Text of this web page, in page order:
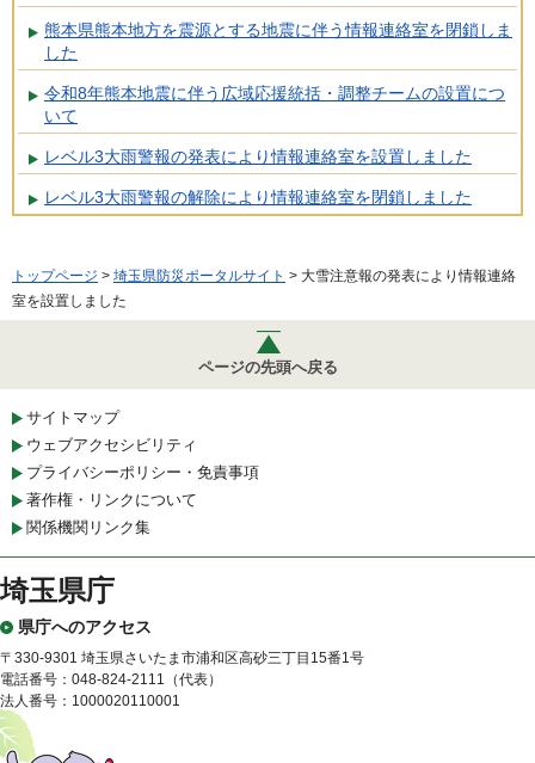
熊本県熊本地方を震源とする地震に伴う情報連絡室を閉鎖しま
した
令和8年熊本地震に伴う広域応援統括・調整チームの設置につ
いて
レベル3大雨警報の発表により情報連絡室を設置しました
レベル3大雨警報の解除により情報連絡室を閉鎖しました
トップページ > 埼玉県防災ポータルサイト > 大雪注意報の発表により情報連絡
室を設置しました
ページの先頭へ戻る
サイトマップ
ウェブアクセシビリティ
プライバシーポリシー・免責事項
著作権・リンクについて
関係機関リンク集
埼玉県庁
県庁へのアクセス
〒330-9301 埼玉県さいたま市浦和区高砂三丁目15番1号
電話番号：048-824-2111（代表）
法人番号：1000020110001